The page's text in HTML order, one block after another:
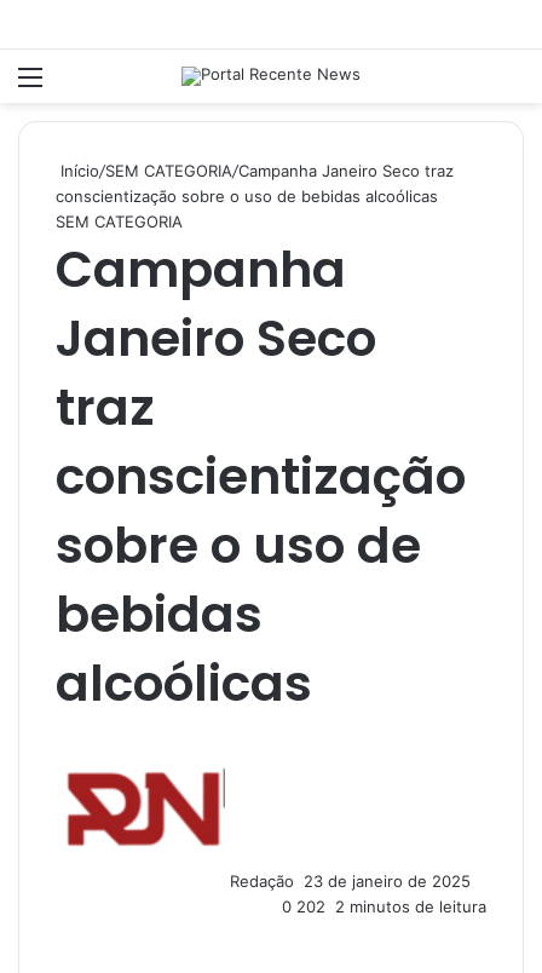
Início/SEM CATEGORIA/Campanha Janeiro Seco traz
conscientização sobre o uso de bebidas alcoólicas
SEM CATEGORIA
Campanha
Janeiro Seco
traz
conscientização
sobre o uso de
bebidas
alcoólicas
Redação
m
e
23 de janeiro de 2025
0 202 2 minutos de leitura